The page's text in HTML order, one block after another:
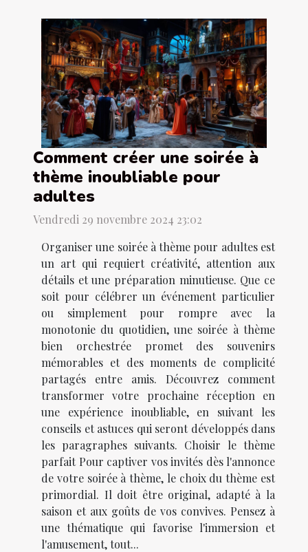
Comment créer une soirée à
thème inoubliable pour
adultes
Vendredi 29 novembre 2024 23:02
Organiser une soirée à thème pour adultes est
un art qui requiert créativité, attention aux
détails et une préparation minutieuse. Que ce
soit pour célébrer un événement particulier
ou simplement pour rompre avec la
monotonie du quotidien, une soirée à thème
bien orchestrée promet des souvenirs
mémorables et des moments de complicité
partagés entre amis. Découvrez comment
transformer votre prochaine réception en
une expérience inoubliable, en suivant les
conseils et astuces qui seront développés dans
les paragraphes suivants. Choisir le thème
parfait Pour captiver vos invités dès l'annonce
de votre soirée à thème, le choix du thème est
primordial. Il doit être original, adapté à la
saison et aux goûts de vos convives. Pensez à
une thématique qui favorise l'immersion et
l'amusement, tout...